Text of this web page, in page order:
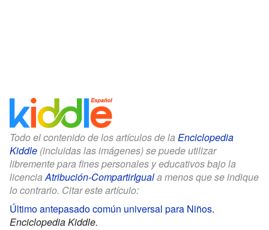
Todo el contenido de los artículos de la Enciclopedia
Kiddle (incluidas las imágenes) se puede utilizar
libremente para fines personales y educativos bajo la
licencia Atribución-CompartirIguala menos que se indique
lo contrario. Citar este artículo:
Último antepasado común universal para Niños.
Enciclopedia Kiddle.